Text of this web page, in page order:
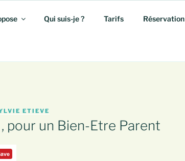
Qui suis-je ? Tarifs Réservation
ETIEVE
pour un Bien-Etre Parent